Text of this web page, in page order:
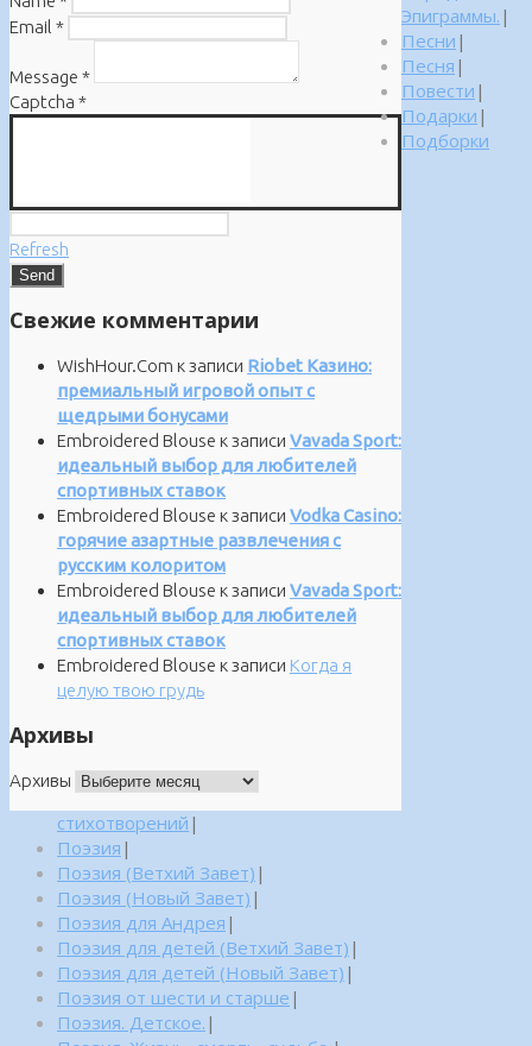
Email *
Message *
Captcha *
Refresh
Свежие комментарии
WishHour.Com к записи Riobet Казино:
премиальный игровой опыт с
щедрыми бонусами
Embroidered Blouse к записи Vavada Sport:
идеальный выбор для любителей
спортивных ставок
Embroidered Blouse к записи Vodka Casino:
горячие азартные развлечения с
русским колоритом
Embroidered Blouse к записи Vavada Sport:
идеальный выбор для любителей
спортивных ставок
Embroidered Blouse к записи Когда я
целую твою грудь
Архивы
Архивы
Эпиграммы. |
Песни |
Песня |
Повести |
Подарки |
Подборки
стихотворений |
Поэзия |
Поэзия (Ветхий Завет) |
Поэзия (Новый Завет) |
Поэзия для Андрея |
Поэзия для детей (Ветхий Завет) |
Поэзия для детей (Новый Завет) |
Поэзия от шести и старше |
Поэзия. Детское. |